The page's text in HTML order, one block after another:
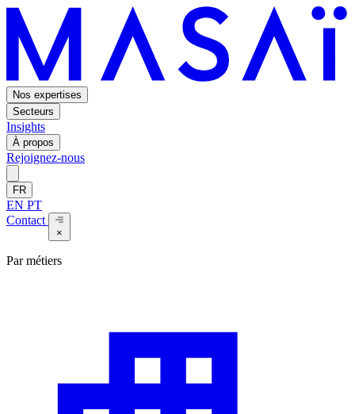
Nos expertises
Secteurs
Insights
À propos
Rejoignez-nous
FR
EN PT
Contact
×
Par métiers